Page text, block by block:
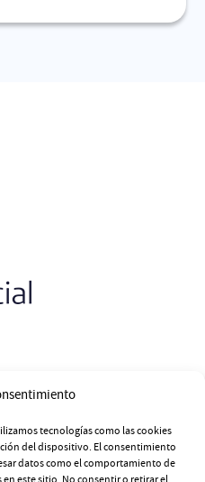
tecnologías como las cookies
del dispositivo. El consentimiento
datos como el comportamiento de